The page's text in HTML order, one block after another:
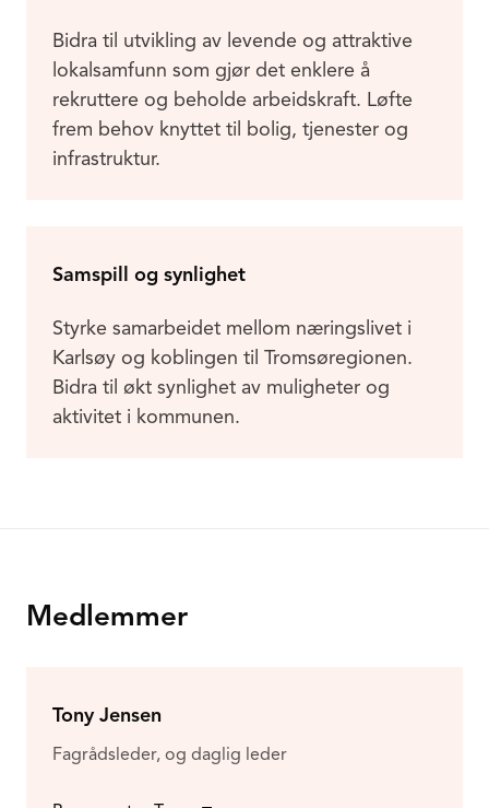
Bidra til utvikling av levende og attraktive
lokalsamfunn som gjør det enklere å
rekruttere og beholde arbeidskraft. Løfte
frem behov knyttet til bolig, tjenester og
infrastruktur.
Samspill og synlighet
Styrke samarbeidet mellom næringslivet i
Karlsøy og koblingen til Tromsøregionen.
Bidra til økt synlighet av muligheter og
aktivitet i kommunen.
Medlemmer
Tony Jensen
Fagrådsleder, og daglig leder